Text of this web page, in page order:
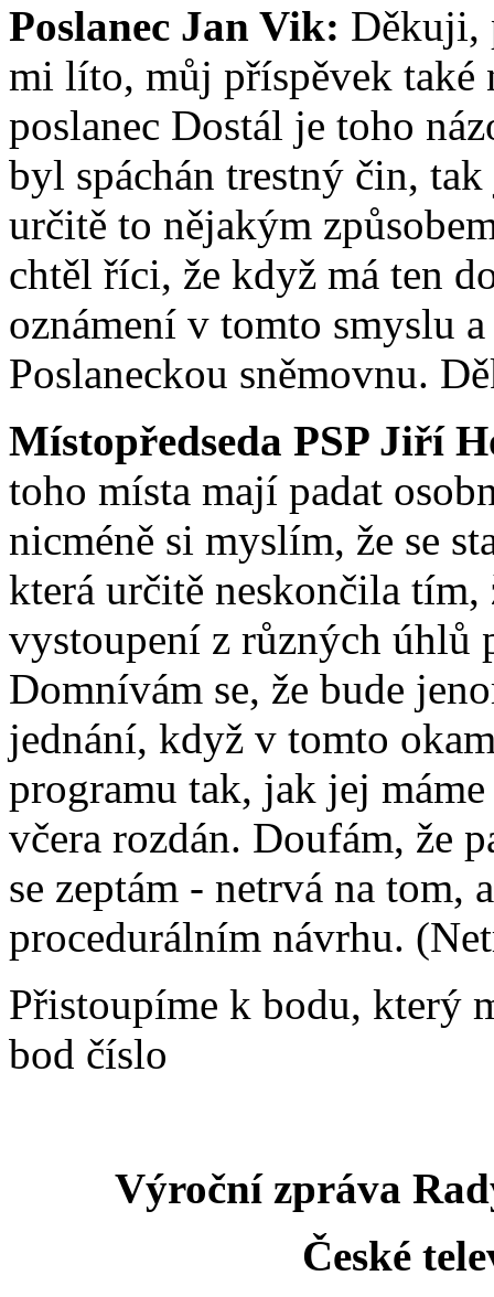
Poslanec Jan Vik: Děkuji,
mi líto, můj příspěvek také
poslanec Dostál je toho
byl spáchán trestný čin,
určitě to nějakým
chtěl říci, že když má ten
oznámení v tomto smyslu
Poslaneckou sněmovnu.
Místopředseda PSP Jiří
toho místa mají padat
nicméně si myslím, že se
která určitě neskončila tím,
vystoupení z různých úhlů
Domnívám se, že bude
jednání, když v tomto
programu tak, jak jej
včera rozdán. Doufám, že
se zeptám - netrvá na tom,
procedurálním návrhu.
Přistoupíme k bodu, který
bod číslo
Výroční zpráva
České